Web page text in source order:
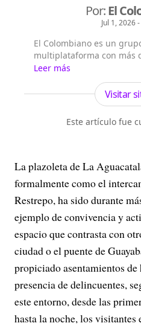
Por:El
Jul 1, 2026
El Colombiano es un
multiplataforma con más
existencia. Nació en la
Antioquia. Fundado el 6
Francisco de Paula
la investigación y
periodísticos para
que provee a las a...
Leer más
Visitar
Este artículo fue
La plazoleta de La
formalmente como el
Restrepo, ha sido durante
ejemplo de convivencia y
espacio que contrasta con
ciudad o el puente de
propiciado asentamientos
presencia de delincuentes,
este entorno, desde las
hasta la noche, los visitantes